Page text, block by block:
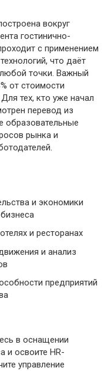
вокруг
гостинично-
с применением
что даёт
точки. Важный
от стоимости
тех, кто уже начал
перевод из
образовательные
рынка и
и экономики
и ресторанах
и анализ
предприятий
в оснащении
и освоите HR-
управление